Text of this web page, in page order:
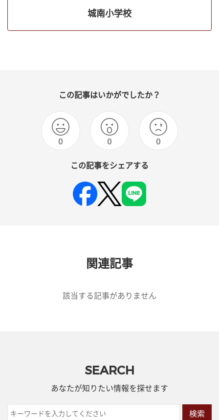
城南小学校
この記事はいかがでしたか？
0 0 0
この記事をシェアする
関連記事
該当する記事がありません
SEARCH
あなたが知りたい情報を探せます
検索